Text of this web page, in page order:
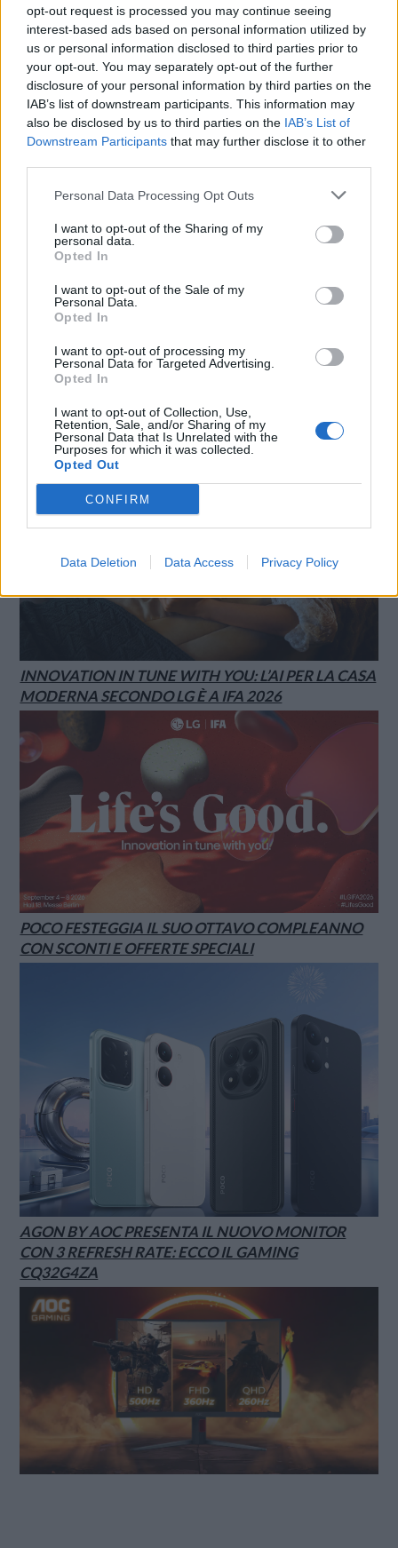
opt-out request is processed you may continue seeing
interest-based ads based on personal information utilized by
us or personal information disclosed to third parties prior to
your opt-out. You may separately opt-out of the further
disclosure of your personal information by third parties on the
IAB’s list of downstream participants. This information may
also be disclosed by us to third parties on the IAB’s List of
Downstream Participants that may further disclose it to other
Personal Data Processing Opt Outs
I want to opt-out of the Sharing of my
personal data.
Opted In
I want to opt-out of the Sale of my
Personal Data.
Opted In
I want to opt-out of processing my
Personal Data for Targeted Advertising.
Opted In
I want to opt-out of Collection, Use,
Retention, Sale, and/or Sharing of my
Personal Data that Is Unrelated with the
Purposes for which it was collected.
Opted Out
CONFIRM
Data Deletion Data Access Privacy Policy
LE MIGLIORI OFFERTE AMAZON
SMARTPHONE E NON SOLO: TECNOGAZZETTA
XIAOMI PRESENTA I NUOVI REDMI 17 SERIES,
FOCUS SU AUTONOMIA E INTRATTENIMENTO
INNOVATION IN TUNE WITH YOU: L’AI PER LA CASA
MODERNA SECONDO LG È A IFA 2026
POCO FESTEGGIA IL SUO OTTAVO COMPLEANNO
CON SCONTI E OFFERTE SPECIALI
AGON BY AOC PRESENTA IL NUOVO MONITOR
CON 3 REFRESH RATE: ECCO IL GAMING
CQ32G4ZA